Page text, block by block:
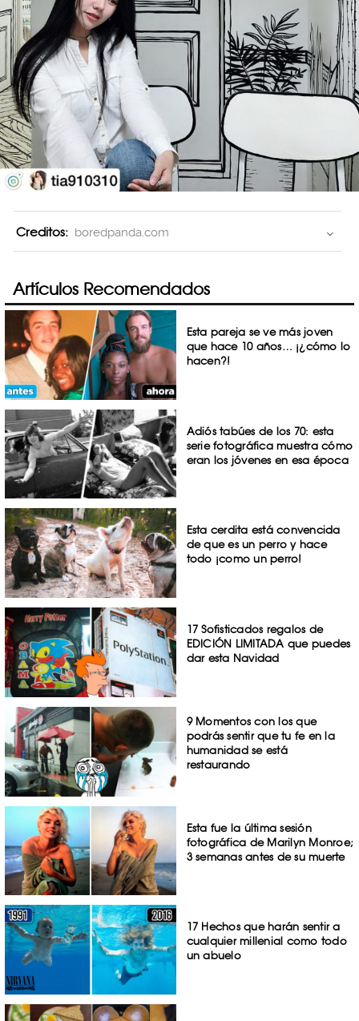
Creditos: boredpanda.com
Artículos Recomendados
Esta pareja se ve más joven
que hace 10 años… ¡¿cómo lo
hacen?!
Adiós tabúes de los 70: esta
serie fotográfica muestra cómo
eran los jóvenes en esa época
Esta cerdita está convencida
de que es un perro y hace
todo ¡como un perro!
17 Sofisticados regalos de
EDICIÓN LIMITADA que puedes
dar esta Navidad
9 Momentos con los que
podrás sentir que tu fe en la
humanidad se está
restaurando
Esta fue la última sesión
fotográfica de Marilyn Monroe;
3 semanas antes de su muerte
17 Hechos que harán sentir a
cualquier millenial como todo
un abuelo